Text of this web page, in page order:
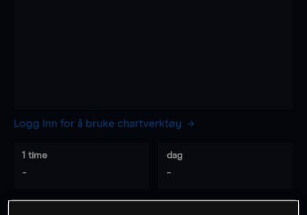
Logg inn for å bruke chartverktøy
1 time
-
dag
-